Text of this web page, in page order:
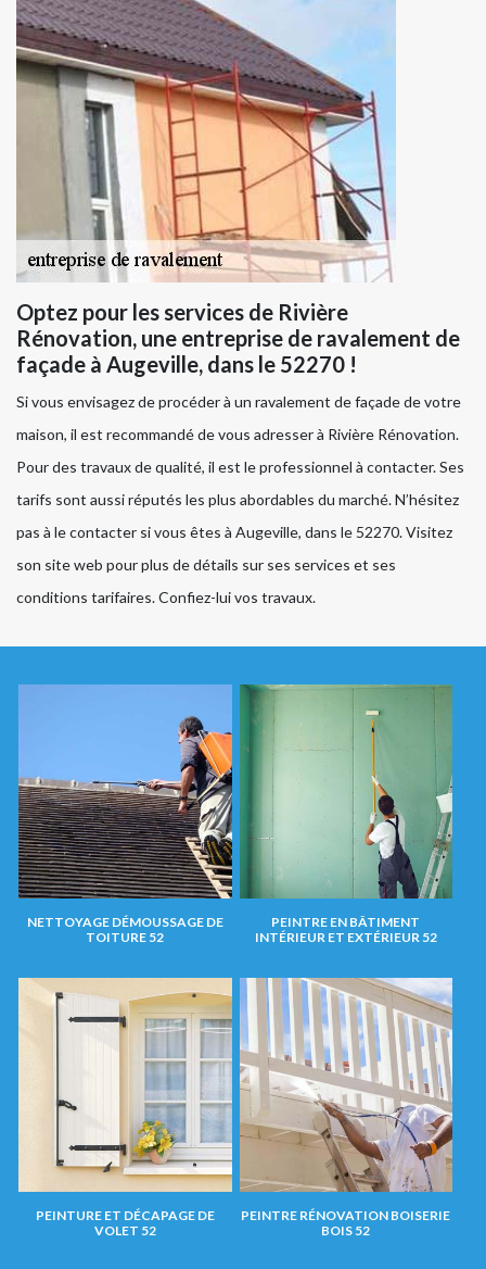
Optez pour les services de Rivière
Rénovation, une entreprise de ravalement de
façade à Augeville, dans le 52270 !
Si vous envisagez de procéder à un ravalement de façade de votre
maison, il est recommandé de vous adresser à Rivière Rénovation.
Pour des travaux de qualité, il est le professionnel à contacter. Ses
tarifs sont aussi réputés les plus abordables du marché. N’hésitez
pas à le contacter si vous êtes à Augeville, dans le 52270. Visitez
son site web pour plus de détails sur ses services et ses
conditions tarifaires. Confiez-lui vos travaux.
NETTOYAGE DÉMOUSSAGE DE
TOITURE 52
PEINTRE EN BÂTIMENT
INTÉRIEUR ET EXTÉRIEUR 52
PEINTURE ET DÉCAPAGE DE
VOLET 52
PEINTRE RÉNOVATION BOISERIE
BOIS 52